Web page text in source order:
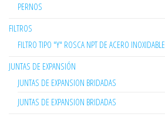
PERNOS
FILTROS
FILTRO TIPO "Y" ROSCA NPT DE ACERO INOXIDABLE
JUNTAS DE EXPANSIÓN
JUNTAS DE EXPANSION BRIDADAS
JUNTAS DE EXPANSION BRIDADAS